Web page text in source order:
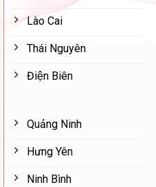
Lào Cai
Thái Nguyên
Điện Biên
Quảng Ninh
Hưng Yên
Ninh Bình